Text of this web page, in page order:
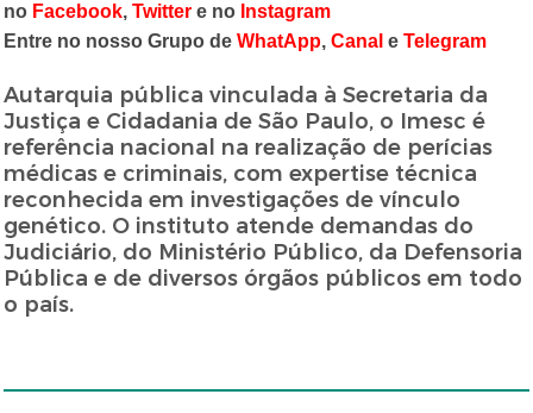
no Facebook,Twitter e no Instagram
Entre no nosso Grupo deWhatApp,Canal eTelegram
Autarquia pública vinculada à Secretaria da
Justiça e Cidadania de São Paulo, o Imesc é
referência nacional na realização de perícias
médicas e criminais, com expertise técnica
reconhecida em investigações de vínculo
genético. O instituto atende demandas do
Judiciário, do Ministério Público, da Defensoria
Pública e de diversos órgãos públicos em todo
o país.